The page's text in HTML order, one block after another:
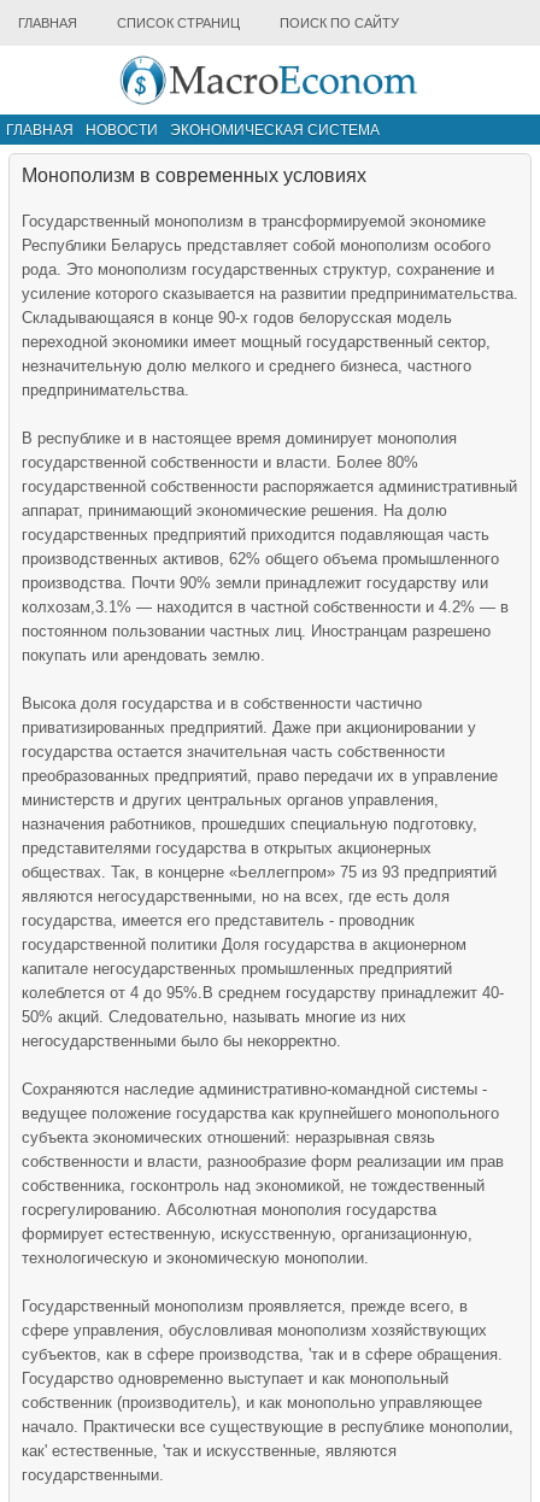
ГЛАВНАЯ СПИСОК СТРАНИЦ ПОИСК ПО САЙТУ
ГЛАВНАЯ НОВОСТИ
ЭКОНОМИЧЕСКАЯ СИСТЕМА
ИНФРАСТРУКТУРА РЫНКА
Mонополизм в современных условиях
Государственный монополизм в трансформируемой экономике
Республики Беларусь представляет собой монополизм особого
рода. Это монополизм государственных структур, сохранение и
усиление которого сказывается на развитии предпринимательства.
Складывающаяся в конце 90-х годов белорусская модель
переходной экономики имеет мощный государственный сектор,
незначительную долю мелкого и среднего бизнеса, частного
предпринимательства.
В республике и в настоящее время доминирует монополия
государственной собственности и власти. Более 80%
государственной собственности распоряжается административный
аппарат, принимающий экономические решения. На долю
государственных предприятий приходится подавляющая часть
производственных активов, 62% общего объема промышленного
производства. Почти 90% земли принадлежит государству или
колхозам,3.1% — находится в частной собственности и 4.2% — в
постоянном пользовании частных лиц. Иностранцам разрешено
покупать или арендовать землю.
Высока доля государства и в собственности частично
приватизированных предприятий. Даже при акционировании у
государства остается значительная часть собственности
преобразованных предприятий, право передачи их в управление
министерств и других центральных органов управления,
назначения работников, прошедших специальную подготовку,
представителями государства в открытых акционерных
обществах. Так, в концерне «Ьеллегпром» 75 из 93 предприятий
являются негосударственными, но на всех, где есть доля
государства, имеется его представитель - проводник
государственной политики Доля государства в акционерном
капитале негосударственных промышленных предприятий
колеблется от 4 до 95%.В среднем государству принадлежит 40-
50% акций. Следовательно, называть многие из них
негосударственными было бы некорректно.
Сохраняются наследие административно-командной системы -
ведущее положение государства как крупнейшего монопольного
субъекта экономических отношений: неразрывная связь
собственности и власти, разнообразие форм реализации им прав
собственника, госконтроль над экономикой, не тождественный
госрегулированию. Абсолютная монополия государства
формирует естественную, искусственную, организационную,
технологическую и экономическую монополии.
Государственный монополизм проявляется, прежде всего, в
сфере управления, обусловливая монополизм хозяйствующих
субъектов, как в сфере производства, 'так и в сфере обращения.
Государство одновременно выступает и как монопольный
собственник (производитель), и как монопольно управляющее
начало. Практически все существующие в республике монополии,
как' естественные, 'так и искусственные, являются
государственными.